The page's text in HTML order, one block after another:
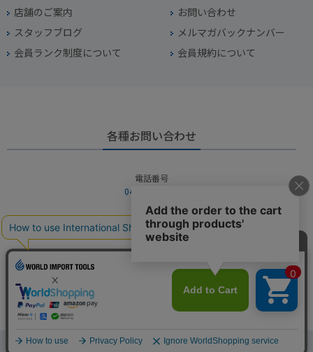
店舗のご案内
お問い合わせ
スタッフブログ
メルマガバックナンバー
会員ランク制度について
会員規約について
各種お問い合わせ
電話番号
045-949-2451
営業時間
10：00～19：00
お問い合わせフォームからお問い合わせ
Copyright © WORLD IMPORT TOOLS All rights reserved.